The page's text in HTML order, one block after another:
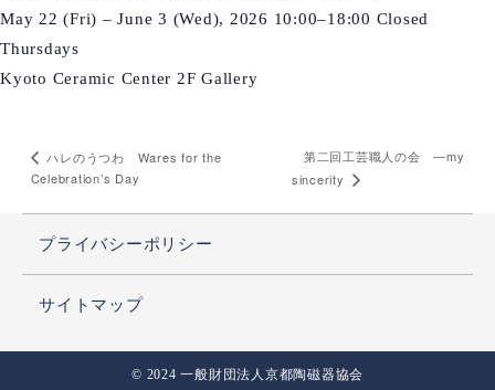
May 22 (Fri) – June 3 (Wed), 2026 10:00–18:00 Closed
Thursdays
Kyoto Ceramic Center 2F Gallery
ハレのうつわ Wares for the
Celebration’s Day
第二回工芸職人の会 ―my
sincerity
プライバシーポリシー
サイトマップ
© 2024 一般財団法人京都陶磁器協会